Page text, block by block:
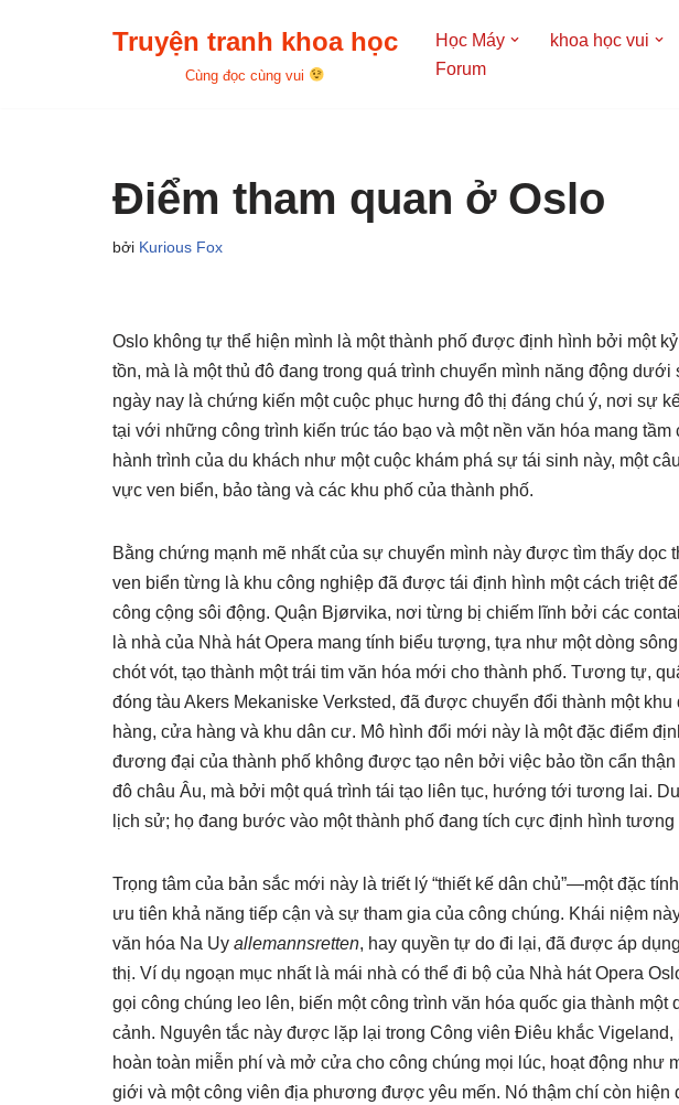
Truyện tranh khoa học
Cùng đọc cùng vui
Học Máy khoa học vui
Forum
Điểm tham quan ở Oslo
bởi Kurious Fox
Oslo không tự thể hiện mình là một thành phố được định hình bởi một
tồn, mà là một thủ đô đang trong quá trình chuyển mình năng động
ngày nay là chứng kiến một cuộc phục hưng đô thị đáng chú ý, nơi sự
tại với những công trình kiến trúc táo bạo và một nền văn hóa mang
hành trình của du khách như một cuộc khám phá sự tái sinh này, một
vực ven biển, bảo tàng và các khu phố của thành phố.
Bằng chứng mạnh mẽ nhất của sự chuyển mình này được tìm thấy dọc
ven biển từng là khu công nghiệp đã được tái định hình một cách triệt
công cộng sôi động. Quận Bjørvika, nơi từng bị chiếm lĩnh bởi các
là nhà của Nhà hát Opera mang tính biểu tượng, tựa như một dòng
chót vót, tạo thành một trái tim văn hóa mới cho thành phố. Tương tự,
đóng tàu Akers Mekaniske Verksted, đã được chuyển đổi thành một
hàng, cửa hàng và khu dân cư. Mô hình đổi mới này là một đặc điểm
đương đại của thành phố không được tạo nên bởi việc bảo tồn cẩn
đô châu Âu, mà bởi một quá trình tái tạo liên tục, hướng tới tương lai.
lịch sử; họ đang bước vào một thành phố đang tích cực định hình tương
Trọng tâm của bản sắc mới này là triết lý “thiết kế dân chủ”—một đặc
ưu tiên khả năng tiếp cận và sự tham gia của công chúng. Khái niệm
văn hóa Na Uy allemannsretten, hay quyền tự do đi lại, đã được áp
thị. Ví dụ ngoạn mục nhất là mái nhà có thể đi bộ của Nhà hát Opera
gọi công chúng leo lên, biến một công trình văn hóa quốc gia thành
cảnh. Nguyên tắc này được lặp lại trong Công viên Điêu khắc
hoàn toàn miễn phí và mở cửa cho công chúng mọi lúc, hoạt động như
giới và một công viên địa phương được yêu mến. Nó thậm chí còn hiện